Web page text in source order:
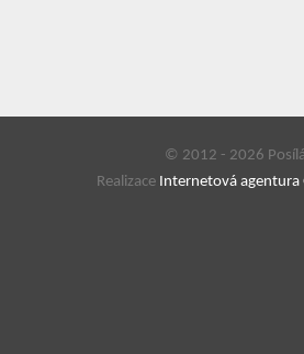
© 2012 - 2026
Realizace Internetová agentura